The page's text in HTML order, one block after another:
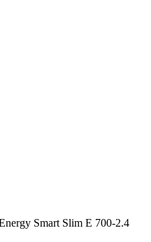
Smart Slim E 700-2.4